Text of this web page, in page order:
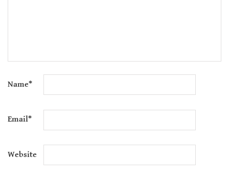
Name*
Email*
Website